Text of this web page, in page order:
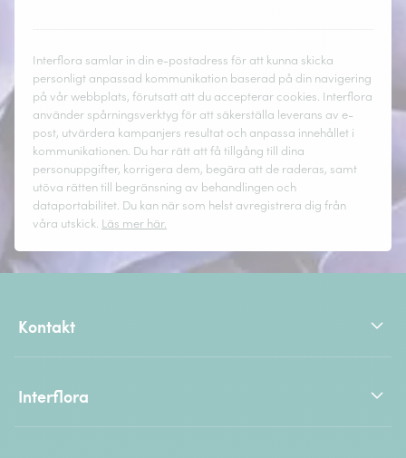
Interflora samlar in din e-postadress för att kunna skicka
personligt anpassad kommunikation baserad på din navigering
på vår webbplats, förutsatt att du accepterar cookies. Interflora
använder spårningsverktyg för att säkerställa leverans av e-
post, utvärdera kampanjers resultat och anpassa innehållet i
kommunikationen. Du har rätt att få tillgång till dina
personuppgifter, korrigera dem, begära att de raderas, samt
utöva rätten till begränsning av behandlingen och
dataportabilitet. Du kan när som helst avregistrera dig från
våra utskick. Läs mer här.
Kontakt
Interflora